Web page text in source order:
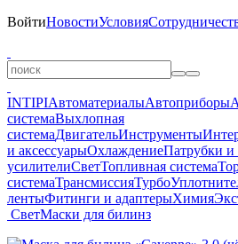
ВойтиНовостиУсловия
INTIPIАвтоматериалыАвтоприборы
системаВыхлопная
системаДвигательИнструменты
и аксессуарыОхлаждениеПатрубки и
усилителиСветТопливная система
системаТрансмиссияТурбо
лентыФитинги и адаптерыХимия
СветМаски для билинз